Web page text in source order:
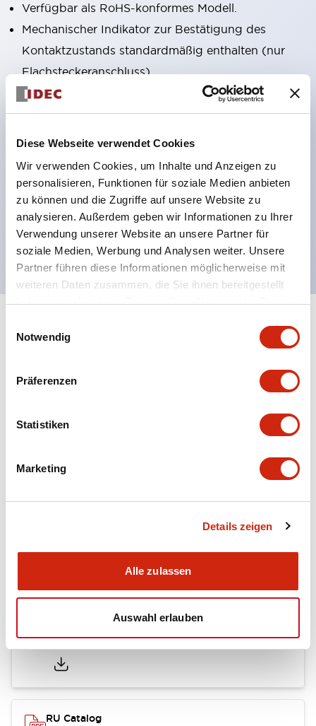
Diese Webseite verwendet Cookies
Wir verwenden Cookies, um Inhalte und Anzeigen zu
personalisieren, Funktionen für soziale Medien anbieten
zu können und die Zugriffe auf unsere Website zu
analysieren. Außerdem geben wir Informationen zu Ihrer
Verwendung unserer Website an unsere Partner für
soziale Medien, Werbung und Analysen weiter. Unsere
Partner führen diese Informationen möglicherweise mit
weiteren Daten zusammen, die Sie ihnen bereitgestellt
haben oder die sie im Rahmen Ihrer Nutzung der Dienste
Notwendig
Präferenzen
Statistiken
Marketing
Details zeigen
Alle zulassen
Auswahl erlauben
Verfügbar als RoHS-konformes Modell.
Mechanischer Indikator zur Bestätigung des
Kontaktzustands standardmäßig enthalten (nur
Flachsteckeranschluss).
Ausgestattet mit farbigem Rasthebel zur
Unterscheidung von AC- und DC-Spulen.
Maximale Kontaktkapazität: RU2-Typ 10A, RU4-
Typ 6A, RU42-Typ 3A.
UL-, CSA-, c-UL-Zertifizierung, entspricht EN-
Normen.
Spezifikationen Alle erweitern+
Kataloge & Broschüren CAD-Dateien
25/08/2023.PDF30.89KB
RU Catalog